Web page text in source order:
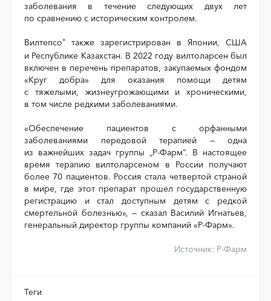
заболевания в течение следующих двух лет
по сравнению с историческим контролем.
Вилтепсо®
также зарегистрирован в Японии, США
и Республике Казахстан. В 2022 году вилтоларсен был
включен в перечень препаратов, закупаемых фондом
«Круг добра» для оказания помощи детям
с тяжелыми, жизнеугрожающими и хроническими,
в том числе редкими заболеваниями.
«Обеспечение пациентов с орфанными
заболеваниями передовой терапией — одна
из важнейших задач группы „Р-Фарм“. В настоящее
время терапию вилтоларсеном в России получают
более 70 пациентов. Россия стала четвертой страной
в мире, где этот препарат прошел государственную
регистрацию и стал доступным детям с редкой
смертельной болезнью», — сказал Василий Игнатьев,
генеральный директор группы компаний «Р-Фарм».
Источник: Р-Фарм
Теги